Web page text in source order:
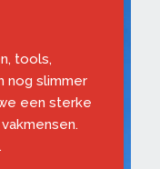
tools,
nog slimmer
een sterke